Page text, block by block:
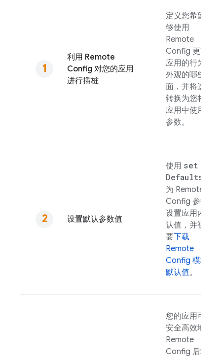
利用 Remote
Config 对您的应用
进行插桩
定义您希望能
够使用
Remote
Config 更改
应用的行为和
外观的哪些方
面，并将这些
转换为您将在
应用中使用的
参数。
设置默认参数值
使用 set
Defaults(
为 Remote
Config 参数
设置应用内默
认值，并视需
要下载
Remote
Config 模板
默认值。
您的应用可以
安全高效地从
Remote
Config 后端